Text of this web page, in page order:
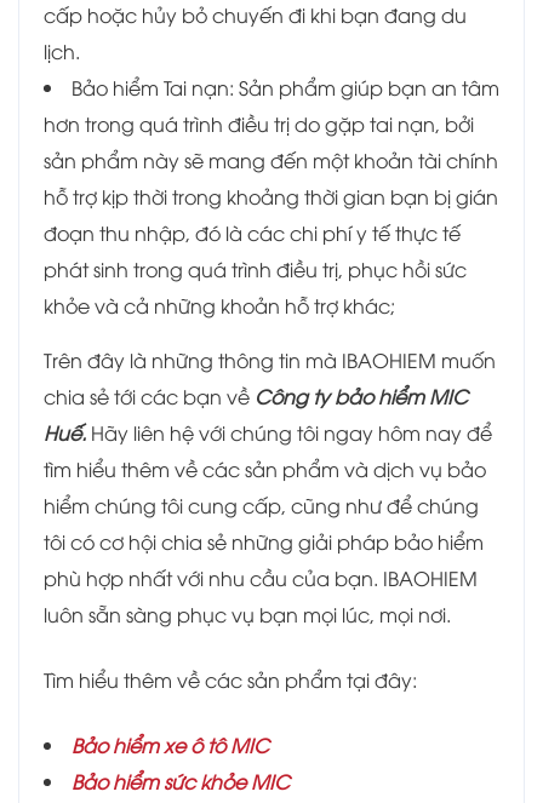
cấp hoặc hủy bỏ chuyến đi khi bạn đang du
lịch.
Bảo hiểm Tai nạn: Sản phẩm giúp bạn an tâm
hơn trong quá trình điều trị do gặp tai nạn, bởi
sản phẩm này sẽ mang đến một khoản tài chính
hỗ trợ kịp thời trong khoảng thời gian bạn bị gián
đoạn thu nhập, đó là các chi phí y tế thực tế
phát sinh trong quá trình điều trị, phục hồi sức
khỏe và cả những khoản hỗ trợ khác;
Trên đây là những thông tin mà IBAOHIEM muốn
chia sẻ tới các bạn về Công ty bảo hiểm MIC
Huế. Hãy liên hệ với chúng tôi ngay hôm nay để
tìm hiểu thêm về các sản phẩm và dịch vụ bảo
hiểm chúng tôi cung cấp, cũng như để chúng
tôi có cơ hội chia sẻ những giải pháp bảo hiểm
phù hợp nhất với nhu cầu của bạn. IBAOHIEM
luôn sẵn sàng phục vụ bạn mọi lúc, mọi nơi.
Tìm hiểu thêm về các sản phẩm tại đây:
Bảo hiểm xe ô tô MIC
Bảo hiểm sức khỏe MIC